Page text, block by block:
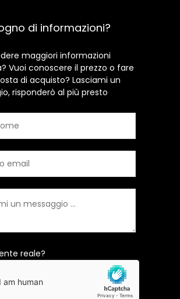
di informazioni?
maggiori informazioni
Vuoi conoscere il prezzo o fare
di acquisto? Lasciami un
risponderò al più presto
reale?